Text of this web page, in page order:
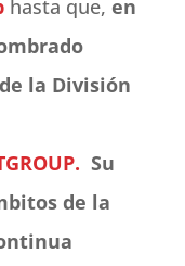
hasta que, en
la División
Su
de la